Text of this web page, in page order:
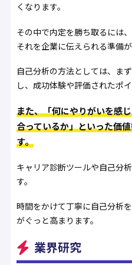
くなります。
その中で内定を勝ち取るには
それを企業に伝えられる準備が
自己分析の方法としては、ま
し、成功体験や評価されたポ
また、「何にやりがいを感
合っているか」といった価
す。
キャリア診断ツールや自己分
す。
時間をかけて丁寧に自己分析
がぐっと高まります。
業界研究